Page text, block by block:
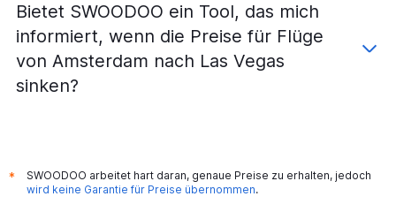
Bietet SWOODOO ein Tool, das mich
informiert, wenn die Preise für Flüge
von Amsterdam nach Las Vegas
sinken?
*
SWOODOO arbeitet hart daran, genaue Preise zu erhalten, jedoch
wird keine Garantie für Preise übernommen.